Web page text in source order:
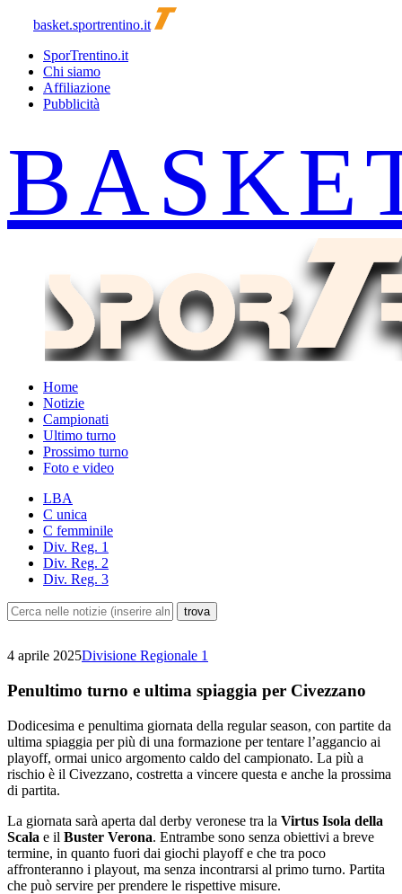
basket.sportrentino.it
SporTrentino.it
Chi siamo
Affiliazione
Pubblicità
Home
Notizie
Campionati
Ultimo turno
Prossimo turno
Foto e video
LBA
C unica
C femminile
Div. Reg. 1
Div. Reg. 2
Div. Reg. 3
4 aprile 2025Divisione Regionale 1
Penultimo turno e ultima spiaggia per Civezzano
Dodicesima e penultima giornata della regular season, con partite da
ultima spiaggia per più di una formazione per tentare l’aggancio ai
playoff, ormai unico argomento caldo del campionato. La più a
rischio è il Civezzano, costretta a vincere questa e anche la prossima
di partita.
La giornata sarà aperta dal derby veronese tra la Virtus Isola della
Scala e il Buster Verona. Entrambe sono senza obiettivi a breve
termine, in quanto fuori dai giochi playoff e che tra poco
affronteranno i playout, ma senza incontrarsi al primo turno. Partita
che può servire per prendere le rispettive misure.